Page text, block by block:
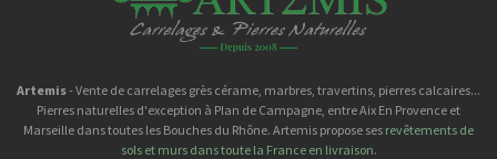
Artemis- Vente de carrelages grès cérame, marbres, travertins, pierres calcaires...
Pierres naturelles d'exception à Plan de Campagne, entre Aix En Provence et
Marseille dans toutes les Bouches du Rhône. Artemis propose ses revêtements de
sols et murs dans toute la France en livraison.